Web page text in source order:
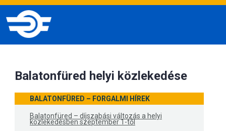
Balatonfüred helyi közlekedése
BALATONFÜRED – FORGALMI HÍREK
Balatonfüred – díjszabási változás a helyi
közlekedésben szeptember 1-től